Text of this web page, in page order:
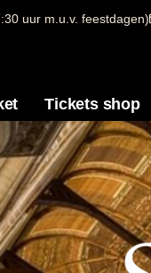
uur m.u.v. feestdagen)
Tickets shop